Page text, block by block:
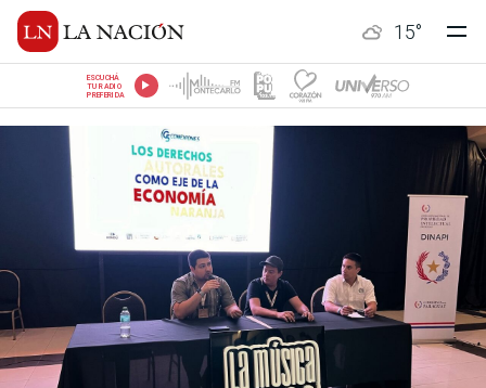
15°
ESCUCHÁ
TU RADIO
PREFERIDA